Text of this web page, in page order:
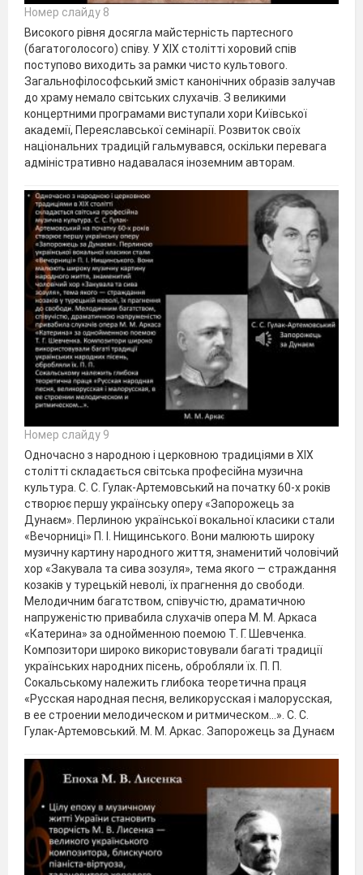
Номер слайду 8
Високого рівня досягла майстерність партесного
(багатоголосого) співу. У XIX столітті хоровий спів
поступово виходить за рамки чисто культового.
Загальнофілософський зміст канонічних образів залучав
до храму немало світських слухачів. З великими
концертними програмами виступали хори Київської
академії, Переяславської семінарії. Розвиток своїх
національних традицій гальмувався, оскільки перевага
адміністративно надавалася іноземним авторам.
Номер слайду 9
Одночасно з народною і церковною традиціями в XIX
столітті складається світська професійна музична
культура. С. С. Гулак-Артемовський на початку 60-х років
створює першу українську оперу «Запорожець за
Дунаєм». Перлиною української вокальної класики стали
«Вечорниці» П. І. Нищинського. Вони малюють широку
музичну картину народного життя, знаменитий чоловічий
хор «Закувала та сива зозуля», тема якого — страждання
козаків у турецькій неволі, їх прагнення до свободи.
Мелодичним багатством, співучістю, драматичною
напруженістю привабила слухачів опера М. М. Аркаса
«Катерина» за однойменною поемою Т. Г. Шевченка.
Композитори широко використовували багаті традиції
українських народних пісень, обробляли їх. П. П.
Сокальському належить глибока теоретична праця
«Русская народная песня, великорусская і малорусская,
в ее строении мелодическом и ритмическом…». С. С.
Гулак-Артемовський. М. М. Аркас. Запорожець за Дунаєм